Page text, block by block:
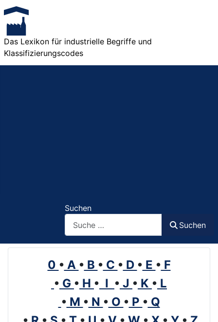
Das Lexikon für industrielle Begriffe und
Klassifizierungscodes
Suchen
Suchen
0 • A • B • C • D • E • F
• G • H • I • J • K • L
• M • N • O • P • Q